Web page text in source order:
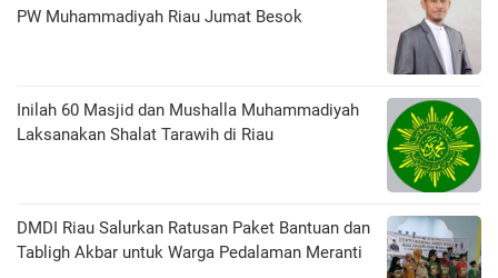
PW Muhammadiyah Riau Jumat Besok
Inilah 60 Masjid dan Mushalla Muhammadiyah
Laksanakan Shalat Tarawih di Riau
DMDI Riau Salurkan Ratusan Paket Bantuan dan
Tabligh Akbar untuk Warga Pedalaman Meranti